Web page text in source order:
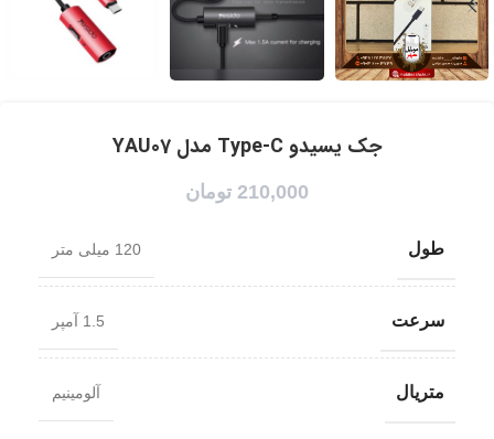
جک یسیدو Type-C مدل YAU07
210,000 تومان
طول 120 میلی متر
سرعت 1.5 آمپر
متریال آلومینیم